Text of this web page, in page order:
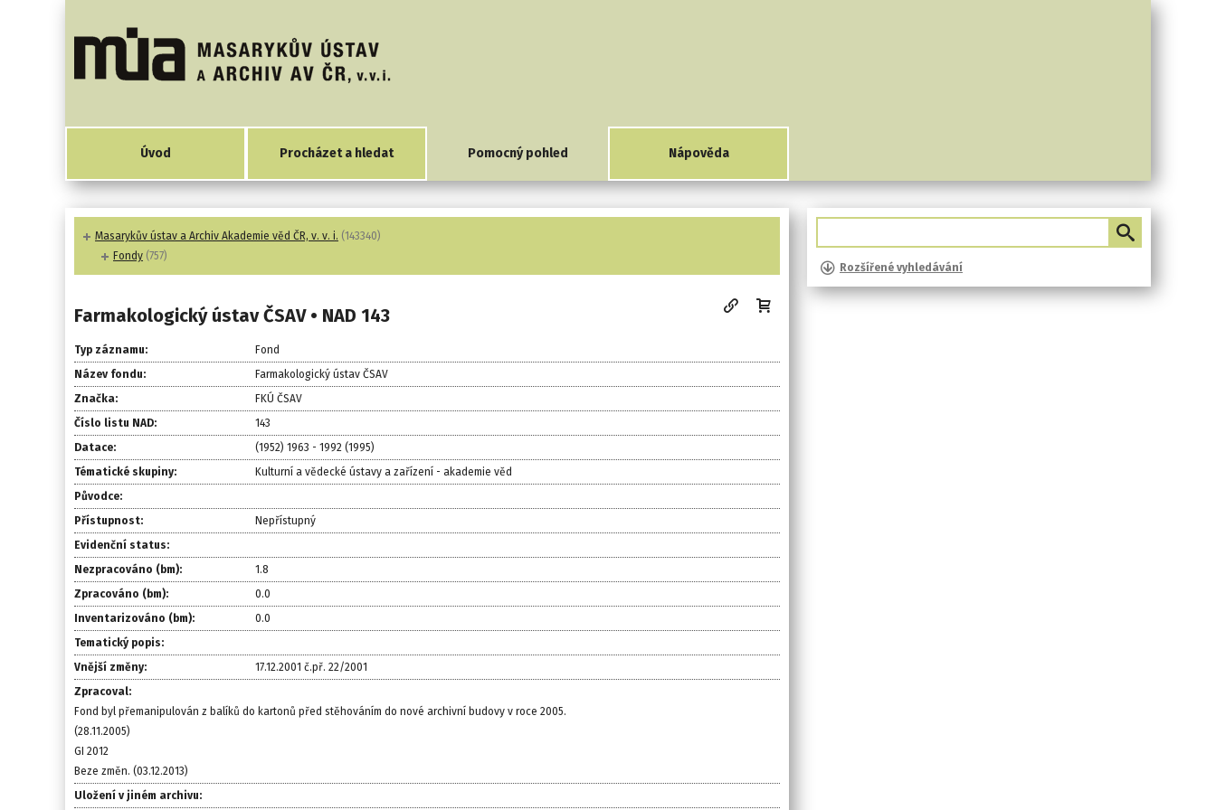
Úvod Procházet a hledat Pomocný pohled Nápověda
Masarykův ústav a Archiv Akademie věd ČR, v. v. i. (143340)
Fondy (757)
Farmakologický ústav ČSAV • NAD 143
Typ záznamu:
Fond
Název fondu:
Farmakologický ústav ČSAV
Značka:
FKÚ ČSAV
Číslo listu NAD:
143
Datace:
(1952) 1963 - 1992 (1995)
Tématické skupiny:
Kulturní a vědecké ústavy a zařízení - akademie věd
Původce:
Přístupnost:
Nepřístupný
Evidenční status:
Nezpracováno (bm):
1.8
Zpracováno (bm):
0.0
Inventarizováno (bm):
0.0
Tematický popis:
Vnější změny:
17.12.2001 č.př. 22/2001
Zpracoval:
Fond byl přemanipulován z balíků do kartonů před stěhováním do nové archivní budovy v roce 2005.
(28.11.2005)
GI 2012
Beze změn. (03.12.2013)
Uložení v jiném archivu:
Rozšířené vyhledávání